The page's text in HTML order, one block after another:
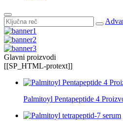
Glavni proizvodi
[[SP_HTML-protext]]
Palmitoyl Pentapeptide 4